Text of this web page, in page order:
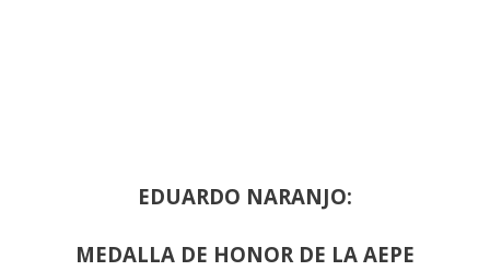
EDUARDO NARANJO:
MEDALLA DE HONOR DE LA AEPE